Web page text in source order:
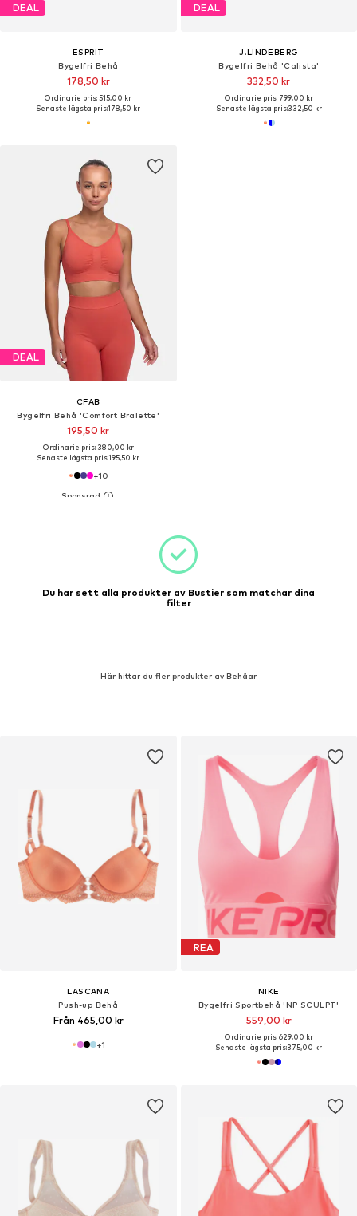
DEAL
ESPRIT
Bygelfri Behå
178,50 kr
Ordinarie pris: 515,00 kr
Senaste lägsta pris:178,50 kr
DEAL
J.LINDEBERG
Bygelfri Behå 'Calista'
332,50 kr
Ordinarie pris: 799,00 kr
Senaste lägsta pris:332,50 kr
DEAL
CFAB
Bygelfri Behå 'Comfort Bralette'
195,50 kr
Ordinarie pris: 380,00 kr
Senaste lägsta pris:195,50 kr
+10
Du har sett alla produkter av Bustier som matchar dina
filter
Här hittar du fler produkter av Behåar
LASCANA
Push-up Behå
Från 465,00 kr
+1
REA
NIKE
Bygelfri Sportbehå 'NP SCULPT'
559,00 kr
Ordinarie pris: 629,00 kr
Senaste lägsta pris:375,00 kr